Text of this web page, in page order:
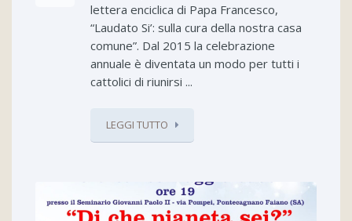
lettera enciclica di Papa Francesco,
“Laudato Si’: sulla cura della nostra casa
comune”. Dal 2015 la celebrazione
annuale è diventata un modo per tutti i
cattolici di riunirsi ...
LEGGI TUTTO